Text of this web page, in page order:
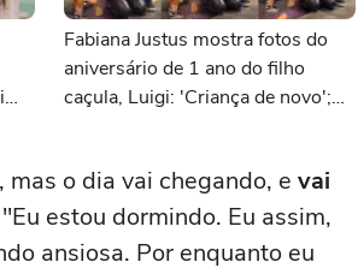
Fabiana Justus mostra fotos do
aniversário de 1 ano do filho
caçula, Luigi: 'Criança de novo';
o dia vai chegando, e vai
estou dormindo. Eu assim,
ansiosa. Por enquanto eu